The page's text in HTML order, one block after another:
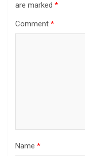
are marked *
Comment *
Name *